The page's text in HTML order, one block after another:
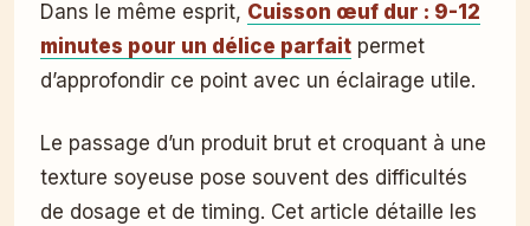
Dans le même esprit, Cuisson œuf dur : 9-12
minutes pour un délice parfait permet
d’approfondir ce point avec un éclairage utile.
Le passage d’un produit brut et croquant à une
texture soyeuse pose souvent des difficultés
de dosage et de timing. Cet article détaille les